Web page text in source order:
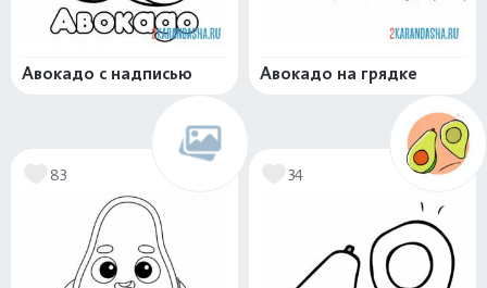
Авокадо с надписью Авокадо на грядке
83 34